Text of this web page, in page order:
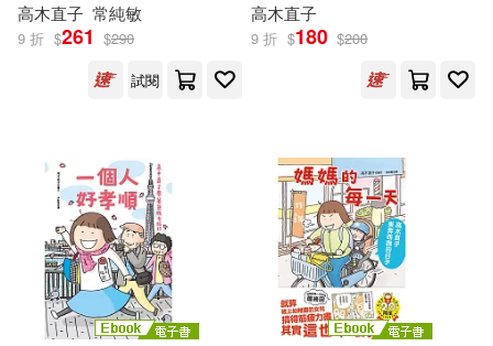
高木直子 常純敏
9 折 $261 $290
試閱
高木直子
9 折 $180 $200